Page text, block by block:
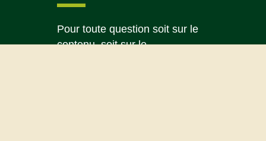
Pour toute question soit sur le
contenu, soit sur le